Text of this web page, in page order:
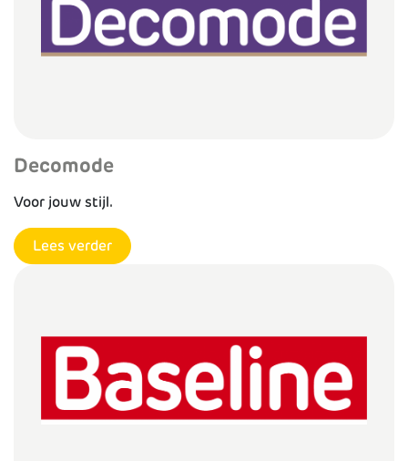
Decomode
Voor jouw stijl.
Lees verder